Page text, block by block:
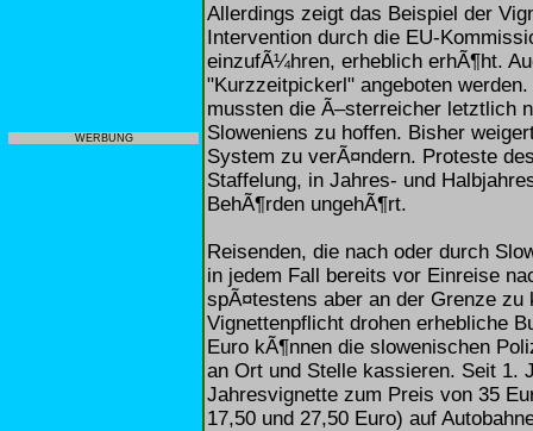
WERBUNG
Allerdings zeigt das Beispiel der
Intervention durch die EU-
einzufÃ¼hren, erheblich erhÃ¶ht.
"Kurzzeitpickerl" angeboten
mussten die Ã–sterreicher letztlich
Sloweniens zu hoffen. Bisher
System zu verÃ¤ndern. Proteste
Staffelung, in Jahres- und
BehÃ¶rden ungehÃ¶rt.
Reisenden, die nach oder durch
in jedem Fall bereits vor Einreise
spÃ¤testens aber an der Grenze zu
Vignettenpflicht drohen erhebliche
Euro kÃ¶nnen die slowenischen
an Ort und Stelle kassieren. Seit
Jahresvignette zum Preis von 35
17,50 und 27,50 Euro) auf